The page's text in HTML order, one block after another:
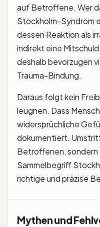
auf Betroffene. Wer
Stockholm-Syndrom
dessen Reaktion als
indirekt eine
deshalb bevorzugen
Trauma-Bindung.
Daraus folgt kein
leugnen. Dass
widersprüchliche
dokumentiert.
Betroffenen, sondern
Sammelbegriff
richtige und präzise
Mythen und